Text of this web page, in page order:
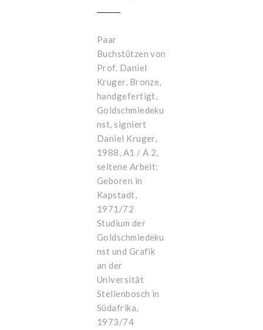
Paar
Buchstützen von
Prof. Daniel
Kruger, Bronze,
handgefertigt,
Goldschmiedeku
nst, signiert
Daniel Kruger,
1988, A1 / A 2,
seltene Arbeit:
Geboren in
Kapstadt,
1971/72
Studium der
Goldschmiedeku
nst und Grafik
an der
Universität
Stellenbosch in
Südafrika,
1973/74